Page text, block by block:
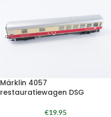
Märklin 4057
restauratiewagen DSG
€19.95